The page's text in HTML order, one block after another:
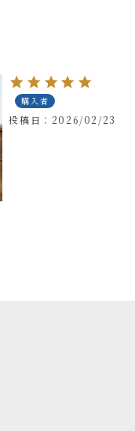
購入者
投稿日 2026/02/23